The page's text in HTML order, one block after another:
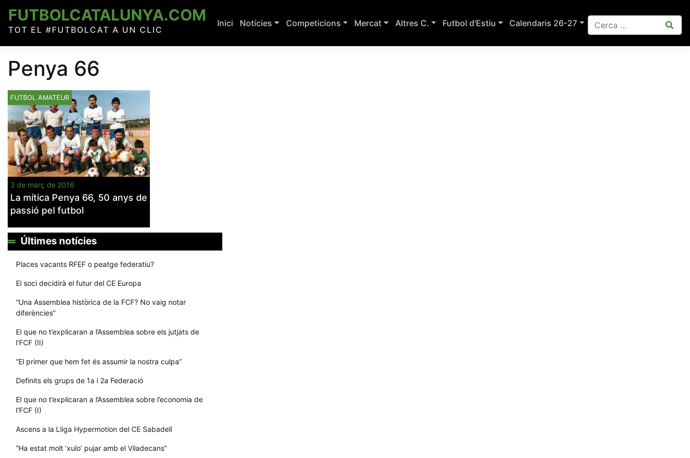
content
FUTBOLCATALUNYA.COM
TOT EL #FUTBOLCAT A UN CLIC
Inici Notícies Competicions Mercat Altres C. Futbol d'Estiu Calendaris 26-27
Penya 66
FUTBOL AMATEUR
3 de març de 2016
La mítica Penya 66, 50 anys de
passió pel futbol
Últimes notícies
Places vacants RFEF o peatge federatiu?
El soci decidirà el futur del CE Europa
“Una Assemblea històrica de la FCF? No vaig notar
diferències”
El que no t’explicaran a l’Assemblea sobre els jutjats de
l’FCF (II)
“El primer que hem fet és assumir la nostra culpa”
Definits els grups de 1a i 2a Federació
El que no t’explicaran a l’Assemblea sobre l’economia de
l’FCF (I)
Ascens a la Lliga Hypermotion del CE Sabadell
“Ha estat molt ‘xulo’ pujar amb el Viladecans”